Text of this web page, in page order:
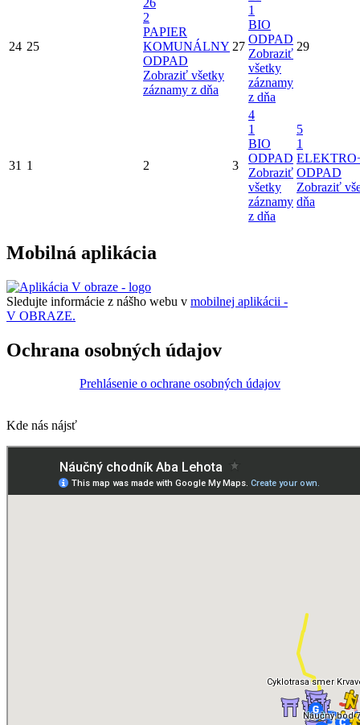
24 25
2
PAPIER
KOMUNÁLNY
ODPAD
Zobraziť všetky
záznamy z dňa
27
1
BIO
ODPAD
Zobraziť
všetky
záznamy
z dňa
29
31 1 2 3
4
1
BIO
ODPAD
Zobraziť
všetky
záznamy
z dňa
5
1
ODPAD
Zobraziť
dňa
Mobilná aplikácia
Sledujte informácie z nášho webu v mobilnej aplikácii -
V OBRAZE.
Ochrana osobných údajov
Prehlásenie o ochrane osobných údajov
Kde nás nájsť